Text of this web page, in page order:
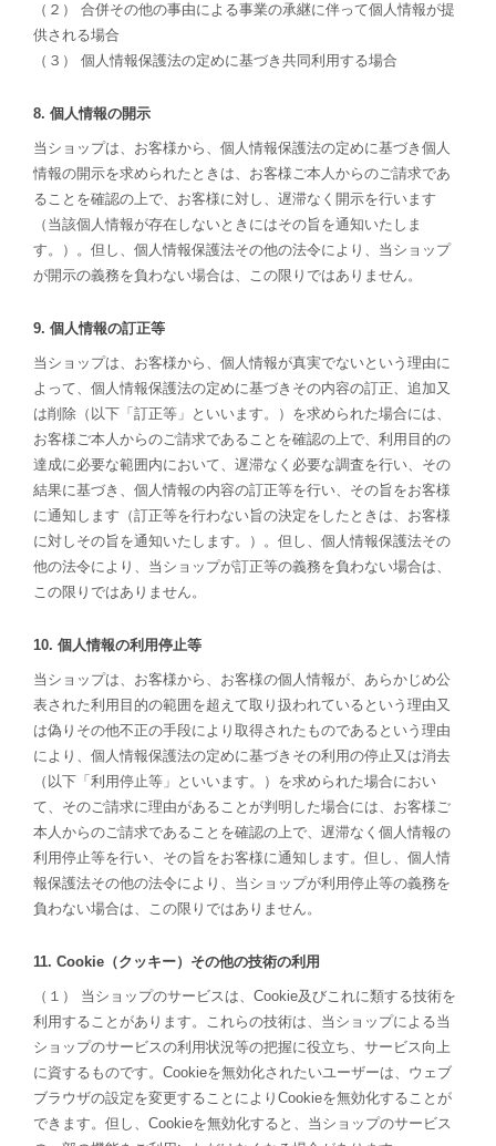
（２） 合併その他の事由による事業の承継に伴って個人情報が提
供される場合
（３） 個人情報保護法の定めに基づき共同利用する場合
8. 個人情報の開示
当ショップは、お客様から、個人情報保護法の定めに基づき個人
情報の開示を求められたときは、お客様ご本人からのご請求であ
ることを確認の上で、お客様に対し、遅滞なく開示を行います
（当該個人情報が存在しないときにはその旨を通知いたしま
す。）。但し、個人情報保護法その他の法令により、当ショップ
が開示の義務を負わない場合は、この限りではありません。
9. 個人情報の訂正等
当ショップは、お客様から、個人情報が真実でないという理由に
よって、個人情報保護法の定めに基づきその内容の訂正、追加又
は削除（以下「訂正等」といいます。）を求められた場合には、
お客様ご本人からのご請求であることを確認の上で、利用目的の
達成に必要な範囲内において、遅滞なく必要な調査を行い、その
結果に基づき、個人情報の内容の訂正等を行い、その旨をお客様
に通知します（訂正等を行わない旨の決定をしたときは、お客様
に対しその旨を通知いたします。）。但し、個人情報保護法その
他の法令により、当ショップが訂正等の義務を負わない場合は、
この限りではありません。
10. 個人情報の利用停止等
当ショップは、お客様から、お客様の個人情報が、あらかじめ公
表された利用目的の範囲を超えて取り扱われているという理由又
は偽りその他不正の手段により取得されたものであるという理由
により、個人情報保護法の定めに基づきその利用の停止又は消去
（以下「利用停止等」といいます。）を求められた場合におい
て、そのご請求に理由があることが判明した場合には、お客様ご
本人からのご請求であることを確認の上で、遅滞なく個人情報の
利用停止等を行い、その旨をお客様に通知します。但し、個人情
報保護法その他の法令により、当ショップが利用停止等の義務を
負わない場合は、この限りではありません。
11. Cookie（クッキー）その他の技術の利用
（１） 当ショップのサービスは、Cookie及びこれに類する技術を
利用することがあります。これらの技術は、当ショップによる当
ショップのサービスの利用状況等の把握に役立ち、サービス向上
に資するものです。Cookieを無効化されたいユーザーは、ウェブ
ブラウザの設定を変更することによりCookieを無効化することが
できます。但し、Cookieを無効化すると、当ショップのサービス